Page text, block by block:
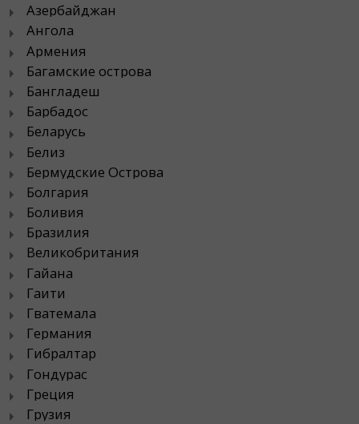
Азербайджан
Ангола
Армения
Багамские острова
Бангладеш
Барбадос
Беларусь
Белиз
Бермудские Острова
Болгария
Боливия
Бразилия
Великобритания
Гайана
Гаити
Гватемала
Германия
Гибралтар
Гондурас
Греция
Грузия